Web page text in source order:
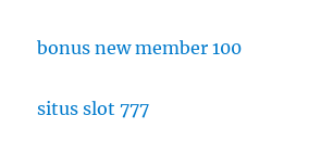
bonus new member 100
situs slot 777